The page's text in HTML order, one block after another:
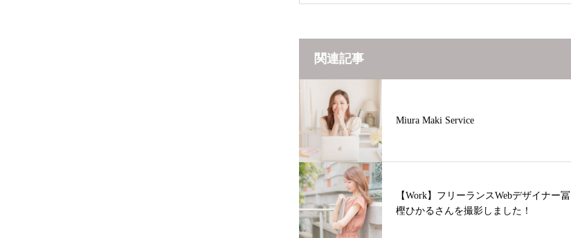
関連記事
Miura Maki Service
【Work】フリーランスWebデザイナー冨
樫ひかるさんを撮影しました！